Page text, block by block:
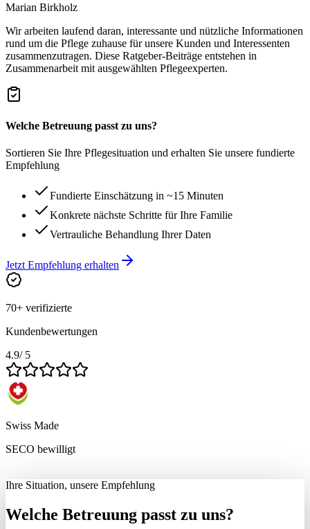
Marian Birkholz
Wir arbeiten laufend daran, interessante und nützliche Informationen
rund um die Pflege zuhause für unsere Kunden und Interessenten
zusammenzutragen. Diese Ratgeber-Beiträge entstehen in
Zusammenarbeit mit ausgewählten Pflegeexperten.
Welche Betreuung passt zu uns?
Sortieren Sie Ihre Pflegesituation und erhalten Sie unsere fundierte
Empfehlung
Fundierte Einschätzung in ~15 Minuten
Konkrete nächste Schritte für Ihre Familie
Vertrauliche Behandlung Ihrer Daten
Jetzt Empfehlung erhalten
70+ verifizierte
Kundenbewertungen
4.9/ 5
Swiss Made
SECO bewilligt
Ihre Situation, unsere Empfehlung
Welche Betreuung passt zu uns?